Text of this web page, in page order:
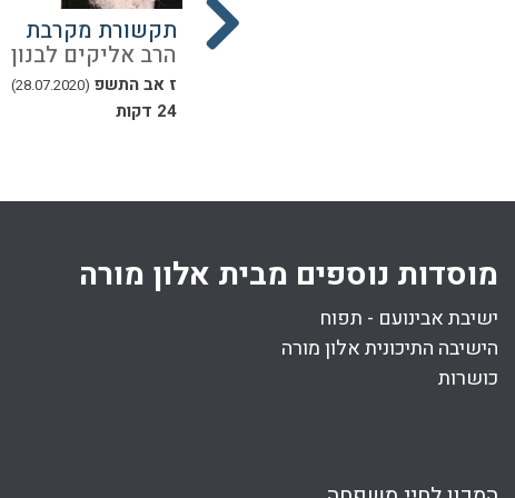
תקשורת מקרבת
הרב אליקים לבנון
ז אב התשפ (28.07.2020)
24 דקות
מוסדות נוספים מבית אלון מורה
ישיבת אבינועם - תפוח
הישיבה התיכונית אלון מורה
כושרות